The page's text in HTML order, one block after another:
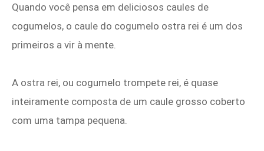
Quando você pensa em deliciosos caules de
cogumelos, o caule do cogumelo ostra rei é um dos
primeiros a vir à mente.
A ostra rei, ou cogumelo trompete rei, é quase
inteiramente composta de um caule grosso coberto
com uma tampa pequena.